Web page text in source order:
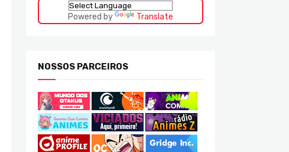
Powered by Translate
NOSSOS PARCEIROS